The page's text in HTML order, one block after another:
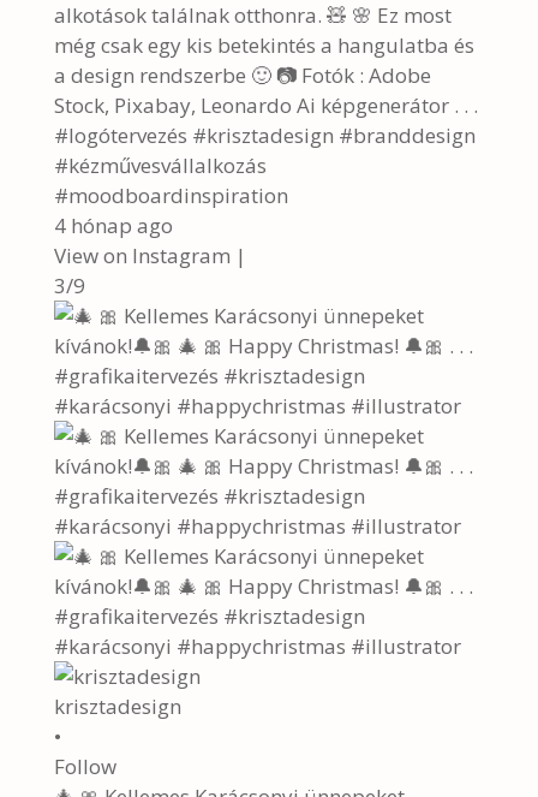
alkotások találnak otthonra. 🧸 🌸 Ez most
még csak egy kis betekintés a hangulatba és
a design rendszerbe 🙂 📷 Fotók : Adobe
Stock, Pixabay, Leonardo Ai képgenerátor . . .
#logótervezés #krisztadesign #branddesign
#kézművesvállalkozás
#moodboardinspiration
4 hónap ago
View on Instagram |
3/9
krisztadesign
•
Follow